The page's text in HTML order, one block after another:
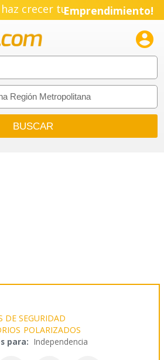
crecer tuEmprendimiento!

DE SEGURIDAD
POLARIZADOS
para: Independencia